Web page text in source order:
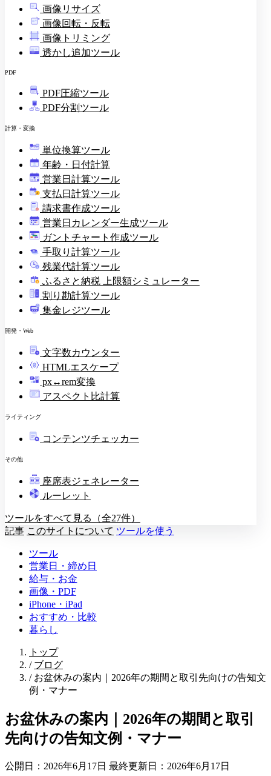
画像リサイズ
画像回転・反転
画像トリミング
透かし追加ツール
PDF
PDF圧縮ツール
PDF分割ツール
計算・変換
単位換算ツール
年齢・日付計算
営業日計算ツール
¥ 支払日計算ツール
印
請求書作成ツール
営業日カレンダー生成ツール
ガントチャート作成ツール
手取り計算ツール
残業代計算ツール
ふるさと納税 上限額シミュレーター
割り勘計算ツール
集金レジツール
開発・Web
文字数カウンター
HTMLエスケープ
px↔rem変換
アスペクト比計算
ライティング
コンテンツチェッカー
その他
教壇
座席表ジェネレーター
ルーレット
ツールをすべて見る（全27件）
記事 このサイトについて ツールを使う
ツール
営業日・締め日
給与・お金
画像・PDF
iPhone・iPad
おすすめ・比較
暮らし
トップ
/ ブログ
/ お盆休みの案内｜2026年の期間と取引先向けの告知文
例・マナー
お盆休みの案内｜2026年の期間と取引
先向けの告知文例・マナー
公開日：2026年6月17日 最終更新日：2026年6月17日